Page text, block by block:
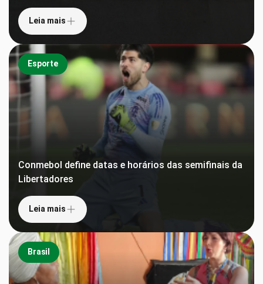
Leia mais
Esporte
Conmebol define datas e horários das semifinais da
Libertadores
Leia mais
Brasil